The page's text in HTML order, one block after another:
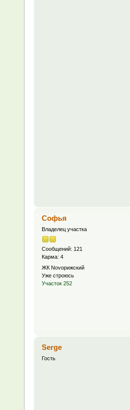
Софья
Владелец участка
Сообщений: 121
Карма: 4
ЖК Novoрижский
Уже строюсь
Участок 252
Serge
Гость